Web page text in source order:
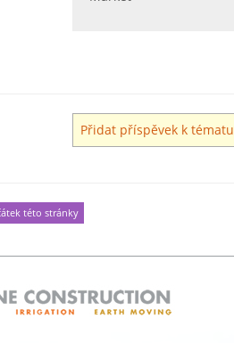
Přidat příspěvek k tématu
této stránky